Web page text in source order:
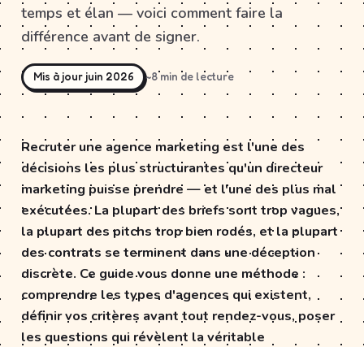
temps et élan — voici comment faire la
différence avant de signer.
Mis à jour juin 2026 ~8 min de lecture
Recruter une agence marketing est l'une des
décisions les plus structurantes qu'un directeur
marketing puisse prendre — et l'une des plus mal
exécutées. La plupart des briefs sont trop vagues,
la plupart des pitchs trop bien rodés, et la plupart
des contrats se terminent dans une déception
discrète. Ce guide vous donne une méthode :
comprendre les types d'agences qui existent,
définir vos critères avant tout rendez-vous, poser
les questions qui révèlent la véritable